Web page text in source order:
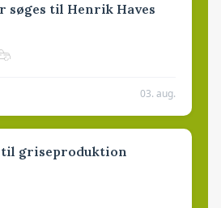
søges til Henrik Haves
03. aug.
til griseproduktion